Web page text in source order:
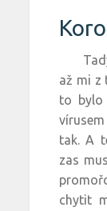
až mi z
to bylo
tak. A
zas
chytit